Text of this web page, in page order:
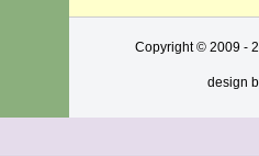
Copyright © 2009 -
design